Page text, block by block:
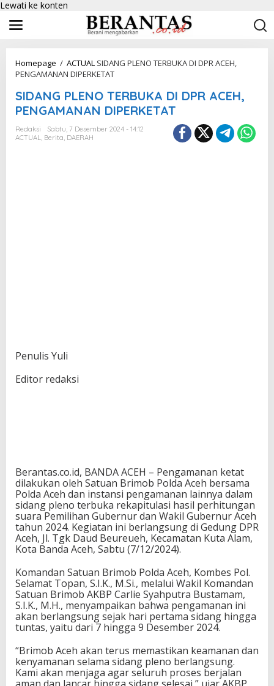
Lewati ke konten
Homepage / ACTUAL SIDANG PLENO TERBUKA DI DPR ACEH,
PENGAMANAN DIPERKETAT
SIDANG PLENO TERBUKA DI DPR ACEH,
PENGAMANAN DIPERKETAT
Redaksi
Sabtu, 7 Desember 2024 - 14:12
ACTUAL, Berita, DAERAH
Penulis Yuli
Editor redaksi
Berantas.co.id, BANDA ACEH – Pengamanan ketat
dilakukan oleh Satuan Brimob Polda Aceh bersama
Polda Aceh dan instansi pengamanan lainnya dalam
sidang pleno terbuka rekapitulasi hasil perhitungan
suara Pemilihan Gubernur dan Wakil Gubernur Aceh
tahun 2024. Kegiatan ini berlangsung di Gedung DPR
Aceh, Jl. Tgk Daud Beureueh, Kecamatan Kuta Alam,
Kota Banda Aceh, Sabtu (7/12/2024).
Komandan Satuan Brimob Polda Aceh, Kombes Pol.
Selamat Topan, S.I.K., M.Si., melalui Wakil Komandan
Satuan Brimob AKBP Carlie Syahputra Bustamam,
S.I.K., M.H., menyampaikan bahwa pengamanan ini
akan berlangsung sejak hari pertama sidang hingga
tuntas, yaitu dari 7 hingga 9 Desember 2024.
“Brimob Aceh akan terus memastikan keamanan dan
kenyamanan selama sidang pleno berlangsung.
Kami akan menjaga agar seluruh proses berjalan